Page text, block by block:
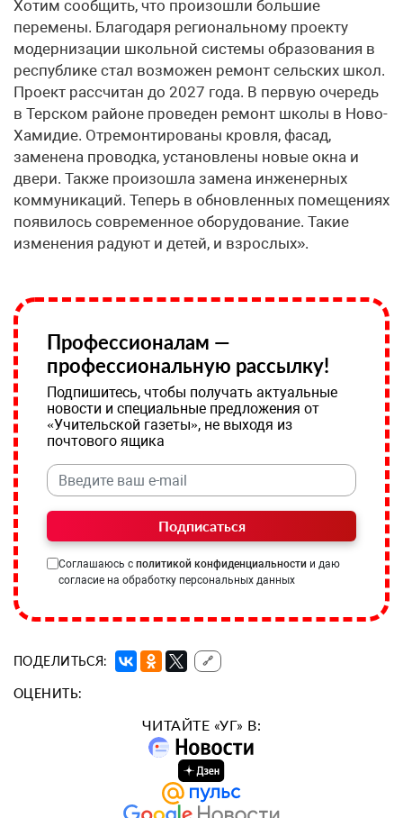
Хотим сообщить, что произошли большие
перемены. Благодаря региональному проекту
модернизации школьной системы образования в
республике стал возможен ремонт сельских школ.
Проект рассчитан до 2027 года. В первую очередь
в Терском районе проведен ремонт школы в Ново-
Хамидие. Отремонтированы кровля, фасад,
заменена проводка, установлены новые окна и
двери. Также произошла замена инженерных
коммуникаций. Теперь в обновленных помещениях
появилось современное оборудование. Такие
изменения радуют и детей, и взрослых».
Профессионалам —
профессиональную рассылку!
Подпишитесь, чтобы получать актуальные
новости и специальные предложения от
«Учительской газеты», не выходя из
почтового ящика
Подписаться
Соглашаюсь с политикой конфиденциальности и даю
согласие на обработку персональных данных
ПОДЕЛИТЬСЯ: 🔗
ОЦЕНИТЬ:
ЧИТАЙТЕ «УГ» В: